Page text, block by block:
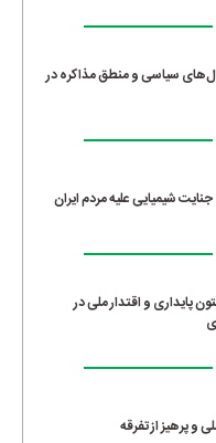
سیاسی و منطق مذاکره در
شیمیایی علیه مردم ایران
پایداری و اقتدار ملی در
پرهیز از تفرقه